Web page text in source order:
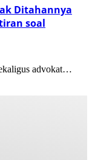
Ditahannya
soal
advokat…